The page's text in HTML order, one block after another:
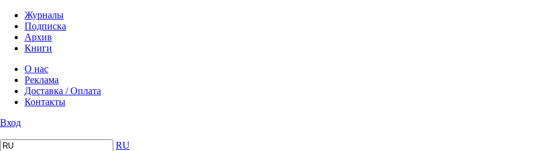
Журналы
Подписка
Архив
Книги
О нас
Реклама
Доставка / Оплата
Контакты
Вход
RU